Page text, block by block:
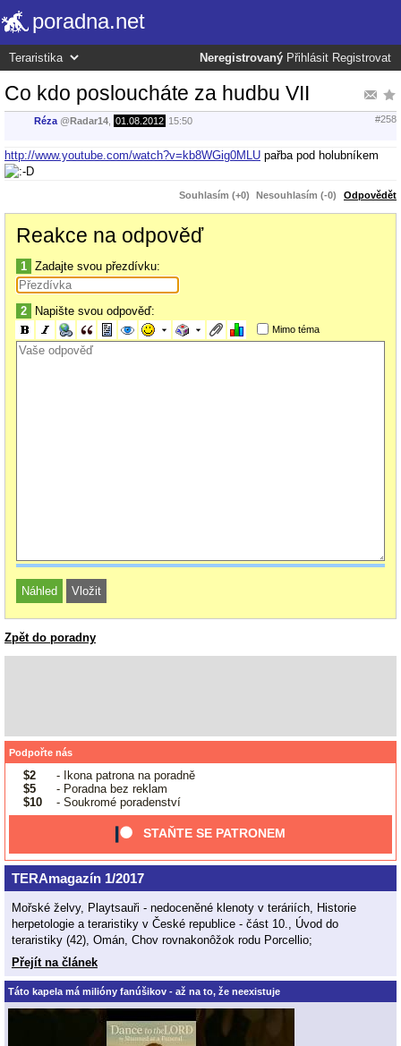
poradna.net
Neregistrovaný Přihlásit Registrovat
Co kdo posloucháte za hudbu VII
Réza @Radar14 01.08.2012 15:50 #258
http://www.youtube.com/watch?v=kb8WGig0MLU pařba pod holubníkem
Souhlasím (+0) Nesouhlasím (-0) Odpovědět
Reakce na odpověď
1 Zadajte svou přezdívku:
2 Napište svou odpověď:
Mimo téma
Zpět do poradny
Podpořte nás
$2
- Ikona patrona na poradně
$5
- Poradna bez reklam
$10
- Soukromé poradenství
STAŇTE SE PATRONEM
TERAmagazín 1/2017
Mořské želvy, Playtsauři - nedoceněné klenoty v teráriích, Historie
herpetologie a teraristiky v České republice - část 10., Úvod do
teraristiky (42), Omán, Chov rovnakonôžok rodu Porcellio;
Přejít na článek
Táto kapela má milióny fanúšikov - až na to, že neexistuje